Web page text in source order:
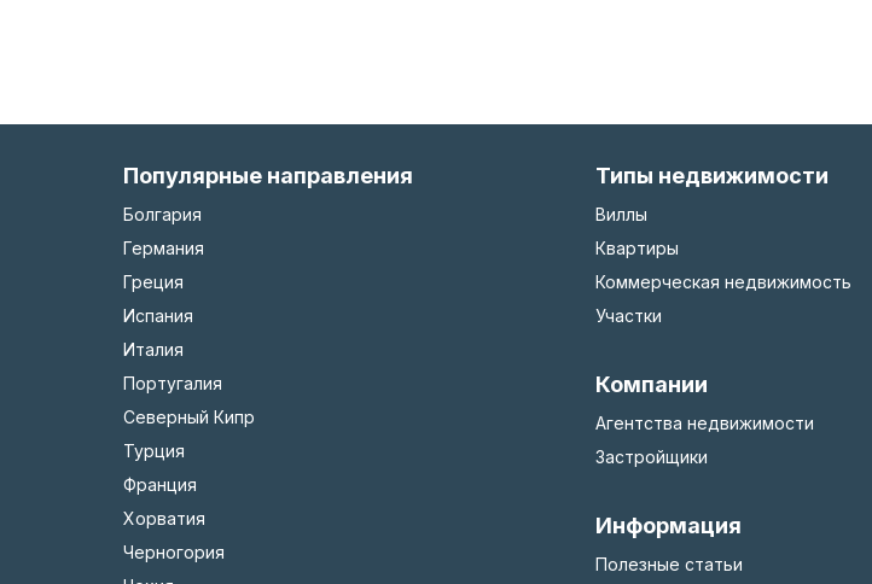
Популярные направления
Болгария
Германия
Греция
Испания
Италия
Португалия
Северный Кипр
Турция
Франция
Хорватия
Черногория
Типы недвижимости
Виллы
Квартиры
Коммерческая недвижимость
Участки
Компании
Агентства недвижимости
Застройщики
Информация
Полезные статьи